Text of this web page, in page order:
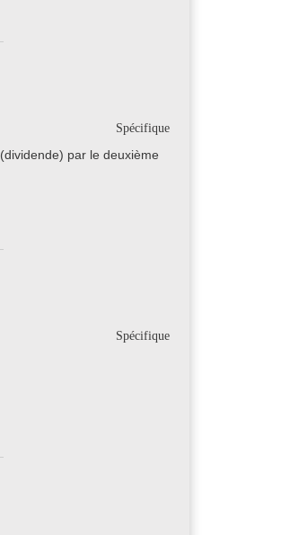
Spécifique
par le deuxième
Spécifique